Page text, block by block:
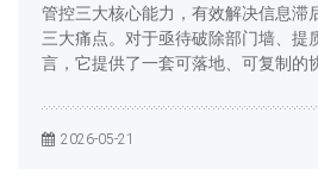
管控三大核心能力，有效解决信息滞
三大痛点。对于亟待破除部门墙、提
言，它提供了一套可落地、可复制的
2026-05-21